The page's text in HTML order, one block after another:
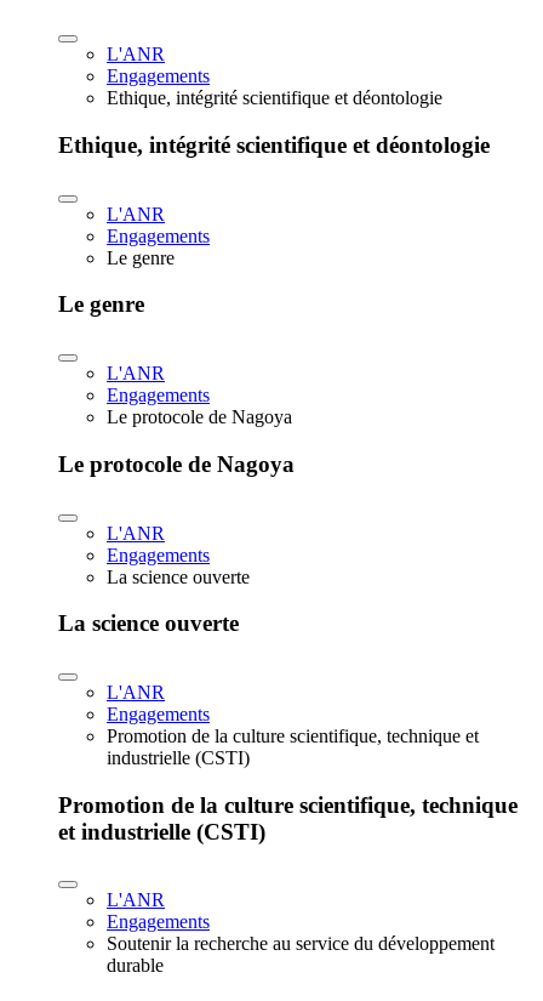
L'ANR
Engagements
Ethique, intégrité scientifique et déontologie
Ethique, intégrité scientifique et déontologie
L'ANR
Engagements
Le genre
Le genre
L'ANR
Engagements
Le protocole de Nagoya
Le protocole de Nagoya
L'ANR
Engagements
La science ouverte
La science ouverte
L'ANR
Engagements
Promotion de la culture scientifique, technique et
industrielle (CSTI)
Promotion de la culture scientifique, technique
et industrielle (CSTI)
L'ANR
Engagements
Soutenir la recherche au service du développement
durable